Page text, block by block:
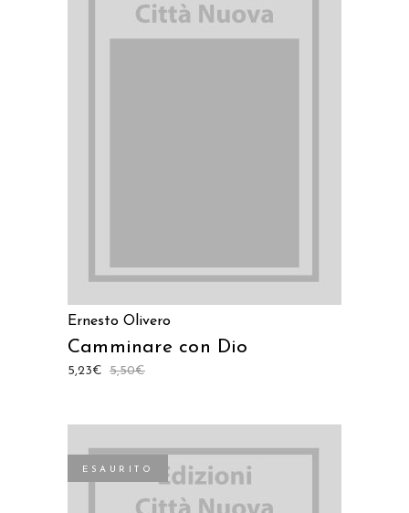
Ernesto Olivero
Camminare con Dio
5,50€
5,23€
ESAURITO